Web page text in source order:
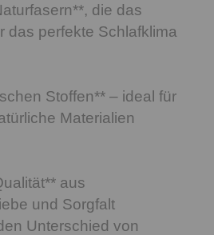
die das
das perfekte Schlafklima
Stoffen** – ideal für
Materialien
aus
und Sorgfalt
Unterschied von